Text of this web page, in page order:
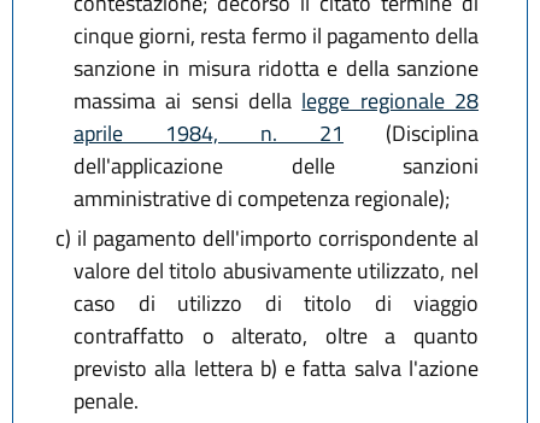
cinque giorni, resta fermo il pagamento della
sanzione in misura ridotta e della sanzione
massima ai sensi della legge regionale 28
aprile 1984, n. 21
(Disciplina
dell'applicazione delle sanzioni
amministrative di competenza regionale);
c) il pagamento dell'importo corrispondente al
valore del titolo abusivamente utilizzato, nel
caso di utilizzo di titolo di viaggio
contraffatto o alterato, oltre a quanto
previsto alla lettera b) e fatta salva l'azione
penale.